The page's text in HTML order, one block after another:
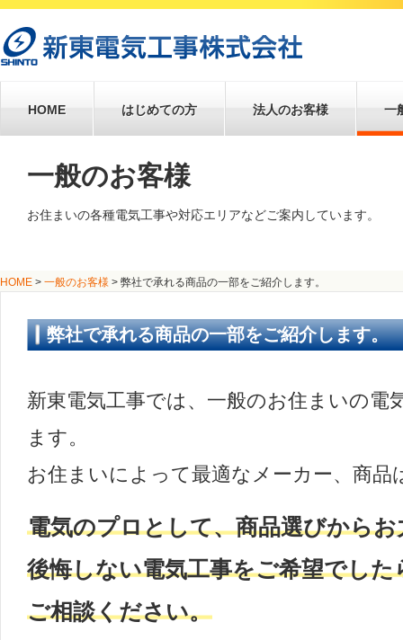
HOME はじめての方 法人のお客様 一
一般のお客様
お住まいの各種電気工事や対応エリアなどご案内しています。
HOME > 一般のお客様 > 弊社で承れる商品の一部をご紹介します。
弊社で承れる商品の一部をご紹介します。
新東電気工事では、一般のお住まいの電
ます。
お住まいによって最適なメーカー、商品
電気のプロとして、商品選びから
後悔しない電気工事をご希望でした
ご相談ください。